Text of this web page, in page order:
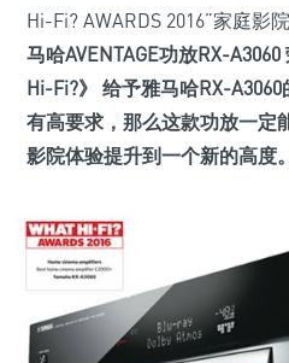
Hi-Fi? AWARDS 2016”家庭影
马哈AVENTAGE功放RX-A3060
Hi-Fi?》 给予雅马哈RX-
有高要求，那么这款功放一定
影院体验提升到一个新的高度